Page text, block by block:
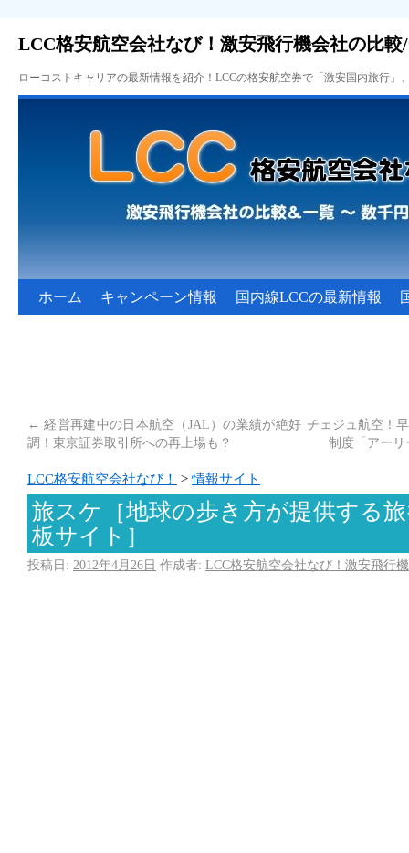
LCC格安航空会社なび！激安飛行機会社の比較
ローコストキャリアの最新情報を紹介！LCCの格安航空券で「激安国内旅行
ホーム キャンペーン情報 国内線LCCの最新情報
← 経営再建中の日本航空（JAL）の業績が絶好
調！東京証券取引所への再上場も？
チェジュ航空！
制度「アー
LCC格安航空会社なび！ >情報サイト
旅スケ［地球の歩き方が提供する
板サイト］
投稿日: 2012年4月26日 作成者: LCC格安航空会社なび！激安飛行